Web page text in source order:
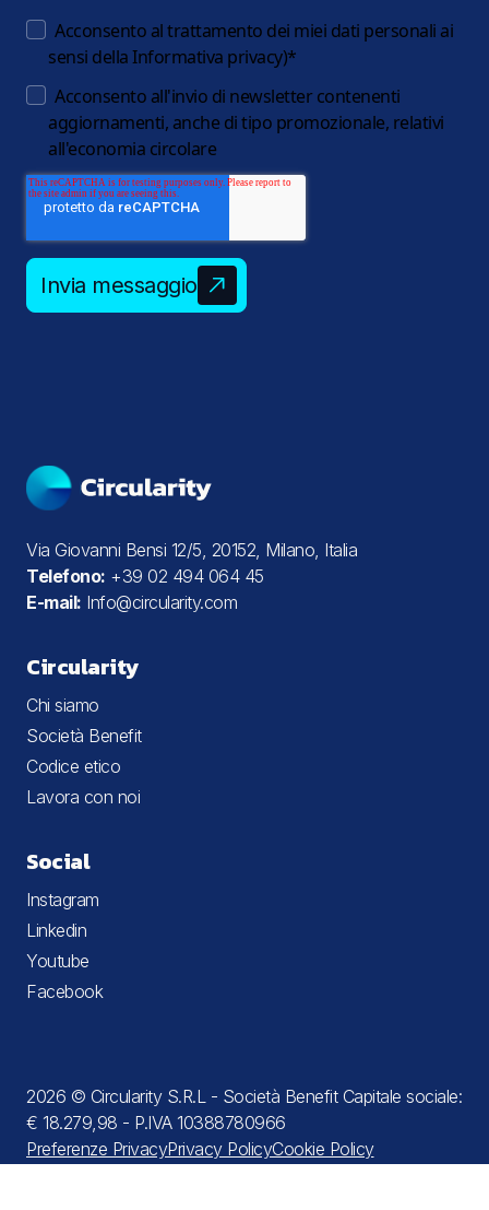
Acconsento al trattamento dei miei dati personali ai
sensi dellaInformativa privacy)*
Acconsento all'invio di newsletter contenenti
aggiornamenti, anche di tipo promozionale, relativi
all'economia circolare
Invia messaggio
Via Giovanni Bensi 12/5, 20152, Milano, Italia
Telefono: +39 02 494 064 45
E-mail: Info@circularity.com
Circularity
Chi siamo
Società Benefit
Codice etico
Lavora con noi
Social
Instagram
Linkedin
Youtube
Facebook
2026 © Circularity S.R.L - Società Benefit Capitale sociale:
€ 18.279,98 - P.IVA 10388780966
Preferenze PrivacyPrivacy PolicyCookie Policy